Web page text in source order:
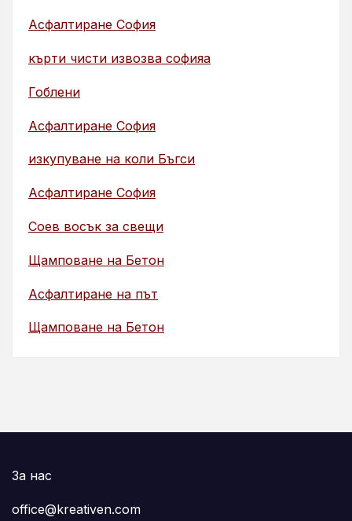
Асфалтиране София
кърти чисти извозва софияа
Гоблени
Асфалтиране София
изкупуване на коли Бъгси
Асфалтиране София
Соев восък за свещи
Щамповане на Бетон
Асфалтиране на път
Щамповане на Бетон
За нас
office@kreativen.com